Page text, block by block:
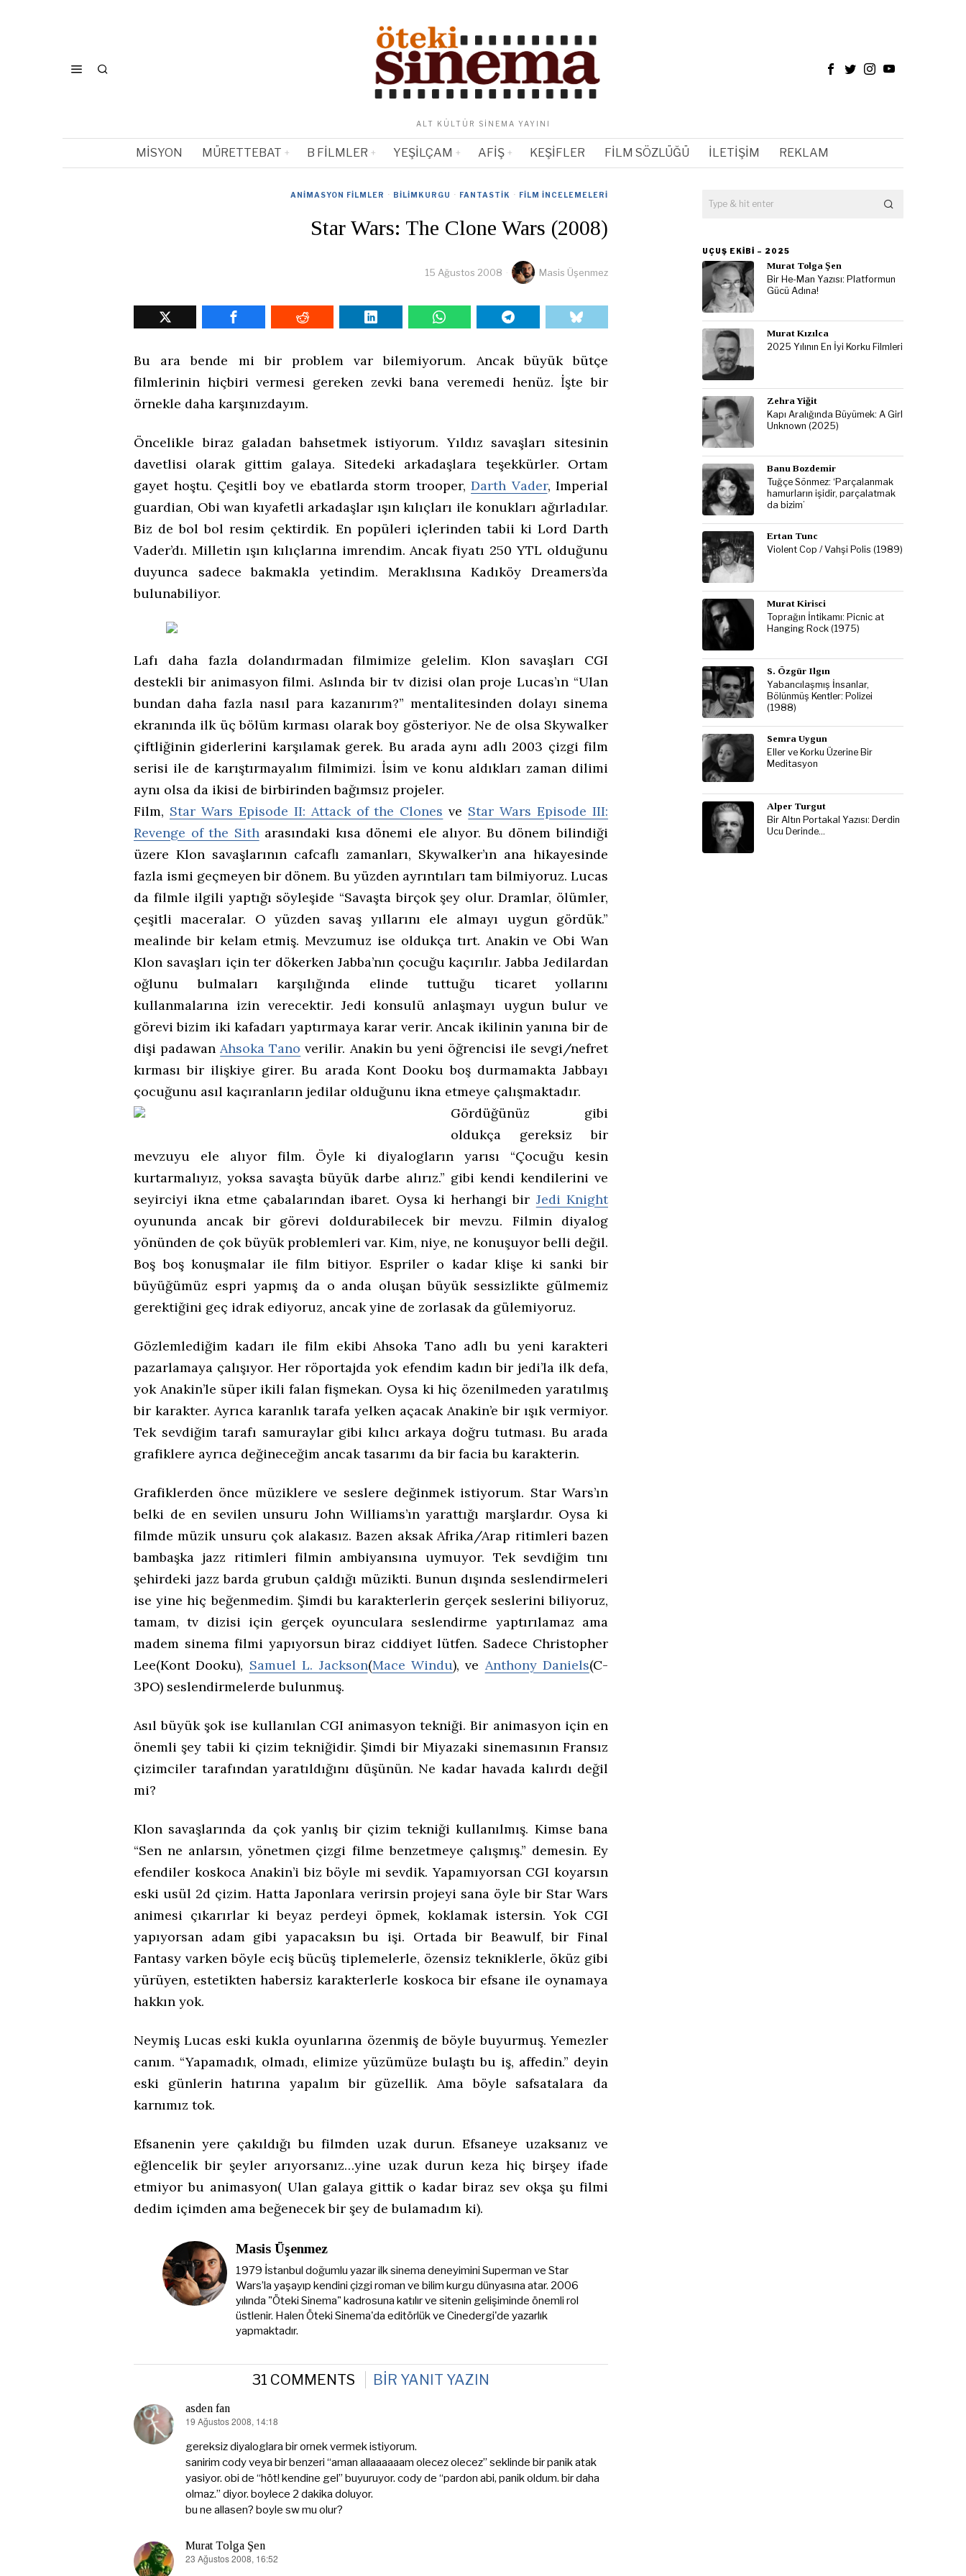
ALT KÜLTÜR SINEMA YAYINI
MISYON MÜRETTEBAT B FILMLER YEŞILÇAM AFIŞ KEŞIFLER FILM SÖZLÜĞÜ İLETIŞIM REKLAM
ANIMASYON FILMLER · BILIMKURGU · FANTASTIK · FILM İNCELEMELERI
Star Wars: The Clone Wars (2008)
15 Ağustos 2008 Masis Üşenmez
Bu ara bende mi bir problem var bilemiyorum. Ancak büyük bütçe
filmlerinin hiçbiri vermesi gereken zevki bana veremedi henüz. İşte bir
örnekle daha karşınızdayım.
Öncelikle biraz galadan bahsetmek istiyorum. Yıldız savaşları sitesinin
davetlisi olarak gittim galaya. Sitedeki arkadaşlara teşekkürler. Ortam
gayet hoştu. Çeşitli boy ve ebatlarda storm trooper, Darth Vader, Imperial
guardian, Obi wan kıyafetli arkadaşlar ışın kılıçları ile konukları ağırladılar.
Biz de bol bol resim çektirdik. En popüleri içlerinden tabii ki Lord Darth
Vader’dı. Milletin ışın kılıçlarına imrendim. Ancak fiyatı 250 YTL olduğunu
duyunca sadece bakmakla yetindim. Meraklısına Kadıköy Dreamers’da
bulunabiliyor.
Lafı daha fazla dolandırmadan filmimize gelelim. Klon savaşları CGI
destekli bir animasyon filmi. Aslında bir tv dizisi olan proje Lucas’ın “Ulan
bundan daha fazla nasıl para kazanırım?” mentalitesinden dolayı sinema
ekranında ilk üç bölüm kırması olarak boy gösteriyor. Ne de olsa Skywalker
çiftliğinin giderlerini karşılamak gerek. Bu arada aynı adlı 2003 çizgi film
serisi ile de karıştırmayalım filmimizi. İsim ve konu aldıkları zaman dilimi
aynı olsa da ikisi de birbirinden bağımsız projeler.
Film, Star Wars Episode II: Attack of the Clones ve Star Wars Episode III:
Revenge of the Sitharasındaki kısa dönemi ele alıyor. Bu dönem bilindiği
üzere Klon savaşlarının cafcaflı zamanları, Skywalker’ın ana hikayesinde
fazla ismi geçmeyen bir dönem. Bu yüzden ayrıntıları tam bilmiyoruz. Lucas
da filmle ilgili yaptığı söyleşide “Savaşta birçok şey olur. Dramlar, ölümler,
çeşitli maceralar. O yüzden savaş yıllarını ele almayı uygun gördük.”
mealinde bir kelam etmiş. Mevzumuz ise oldukça tırt. Anakin ve Obi Wan
Klon savaşları için ter dökerken Jabba’nın çocuğu kaçırılır. Jabba Jedilardan
oğlunu bulmaları karşılığında elinde tuttuğu ticaret yollarını
kullanmalarına izin verecektir. Jedi konsulü anlaşmayı uygun bulur ve
görevi bizim iki kafadarı yaptırmaya karar verir. Ancak ikilinin yanına bir de
dişi padawanAhsoka Tano verilir. Anakin bu yeni öğrencisi ile sevgi/nefret
kırması bir ilişkiye girer. Bu arada Kont Dooku boş durmamakta Jabbayı
çocuğunu asıl kaçıranların jedilar olduğunu ikna etmeye çalışmaktadır.
Gördüğünüz gibi
oldukça gereksiz bir
mevzuyu ele alıyor film. Öyle ki diyalogların yarısı “Çocuğu kesin
kurtarmalıyız, yoksa savaşta büyük darbe alırız.” gibi kendi kendilerini ve
seyirciyi ikna etme çabalarından ibaret. Oysa ki herhangi bir Jedi Knight
oyununda ancak bir görevi doldurabilecek bir mevzu. Filmin diyalog
yönünden de çok büyük problemleri var. Kim, niye, ne konuşuyor belli değil.
Boş boş konuşmalar ile film bitiyor. Espriler o kadar klişe ki sanki bir
büyüğümüz espri yapmış da o anda oluşan büyük sessizlikte gülmemiz
gerektiğini geç idrak ediyoruz, ancak yine de zorlasak da gülemiyoruz.
Gözlemlediğim kadarı ile film ekibi Ahsoka Tano adlı bu yeni karakteri
pazarlamaya çalışıyor. Her röportajda yok efendim kadın bir jedi’la ilk defa,
yok Anakin’le süper ikili falan fişmekan. Oysa ki hiç özenilmeden yaratılmış
bir karakter. Ayrıca karanlık tarafa yelken açacak Anakin’e bir ışık vermiyor.
Tek sevdiğim tarafı samuraylar gibi kılıcı arkaya doğru tutması. Bu arada
grafiklere ayrıca değineceğim ancak tasarımı da bir facia bu karakterin.
Grafiklerden önce müziklere ve seslere değinmek istiyorum. Star Wars’ın
belki de en sevilen unsuru John Williams’ın yarattığı marşlardır. Oysa ki
filmde müzik unsuru çok alakasız. Bazen aksak Afrika/Arap ritimleri bazen
bambaşka jazz ritimleri filmin ambiyansına uymuyor. Tek sevdiğim tını
şehirdeki jazz barda grubun çaldığı müzikti. Bunun dışında seslendirmeleri
ise yine hiç beğenmedim. Şimdi bu karakterlerin gerçek seslerini biliyoruz,
tamam, tv dizisi için gerçek oyunculara seslendirme yaptırılamaz ama
madem sinema filmi yapıyorsun biraz ciddiyet lütfen. Sadece Christopher
Lee(Kont Dooku), Samuel L. Jackson(Mace Windu), ve Anthony Daniels(C-
3PO) seslendirmelerde bulunmuş.
Asıl büyük şok ise kullanılan CGI animasyon tekniği. Bir animasyon için en
önemli şey tabii ki çizim tekniğidir. Şimdi bir Miyazaki sinemasının Fransız
çizimciler tarafından yaratıldığını düşünün. Ne kadar havada kalırdı değil
mi?
Klon savaşlarında da çok yanlış bir çizim tekniği kullanılmış. Kimse bana
“Sen ne anlarsın, yönetmen çizgi filme benzetmeye çalışmış.” demesin. Ey
efendiler koskoca Anakin’i biz böyle mi sevdik. Yapamıyorsan CGI koyarsın
eski usül 2d çizim. Hatta Japonlara verirsin projeyi sana öyle bir Star Wars
animesi çıkarırlar ki beyaz perdeyi öpmek, koklamak istersin. Yok CGI
yapıyorsan adam gibi yapacaksın bu işi. Ortada bir Beawulf, bir Final
Fantasy varken böyle eciş bücüş tiplemelerle, özensiz tekniklerle, öküz gibi
yürüyen, estetikten habersiz karakterlerle koskoca bir efsane ile oynamaya
hakkın yok.
Neymiş Lucas eski kukla oyunlarına özenmiş de böyle buyurmuş. Yemezler
canım. “Yapamadık, olmadı, elimize yüzümüze bulaştı bu iş, affedin.” deyin
eski günlerin hatırına yapalım bir güzellik. Ama böyle safsatalara da
karnımız tok.
Efsanenin yere çakıldığı bu filmden uzak durun. Efsaneye uzaksanız ve
eğlencelik bir şeyler arıyorsanız…yine uzak durun keza hiç birşey ifade
etmiyor bu animasyon( Ulan galaya gittik o kadar biraz sev okşa şu filmi
dedim içimden ama beğenecek bir şey de bulamadım ki).
Masis Üşenmez
1979 İstanbul doğumlu yazar ilk sinema deneyimini Superman ve Star
Wars’la yaşayıp kendini çizgi roman ve bilim kurgu dünyasına atar. 2006
yılında "Öteki Sinema" kadrosuna katılır ve sitenin gelişiminde önemli rol
üstlenir. Halen Öteki Sinema'da editörlük ve Cinedergi'de yazarlık
yapmaktadır.
31 COMMENTS BIR YANIT YAZIN
asden fan
dedi
19 Ağustos 2008, 14:18
gereksiz diyaloglara bir ornek vermek istiyorum.
sanirim cody veya bir benzeri “aman allaaaaaam olecez olecez” seklinde bir panik atak
yasiyor. obi de “höt! kendine gel” buyuruyor. cody de “pardon abi, panik oldum. bir daha
olmaz.” diyor. boylece 2 dakika doluyor.
bu ne allasen? boyle sw mu olur?
Murat Tolga Şen
dedi
23 Ağustos 2008, 16:52
UÇUŞ EKIBI – 2025
Murat Tolga Şen
Bir He-Man Yazısı: Platformun
Gücü Adına!
Murat Kızılca
2025 Yılının En İyi Korku Filmleri
Zehra Yiğit
Kapı Aralığında Büyümek: A Girl
Unknown (2025)
Banu Bozdemir
Tuğçe Sönmez: ‘Parçalanmak
hamurların işidir, parçalatmak
da bizim’
Ertan Tunc
Violent Cop / Vahşi Polis (1989)
Murat Kirisci
Toprağın İntikamı: Picnic at
Hanging Rock (1975)
S. Özgür Ilgın
Yabancılaşmış İnsanlar,
Bölünmüş Kentler: Polizei
(1988)
Semra Uygun
Eller ve Korku Üzerine Bir
Meditasyon
Alper Turgut
Bir Altın Portakal Yazısı: Derdin
Ucu Derinde…